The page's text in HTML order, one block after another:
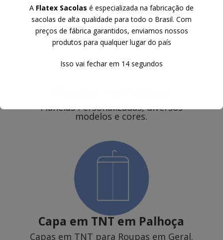
Flanelas Personalizadas, diversos
modelos e cores.
Capa em TNTem Palhoça
Capas em TNT para Roupas em Geral.
A Flatex Sacolas é especializada na fabricação de
sacolas de alta qualidade para todo o Brasil. Com
preços de fábrica garantidos, enviamos nossos
produtos para qualquer lugar do país
Isso vai fechar em 13 segundos